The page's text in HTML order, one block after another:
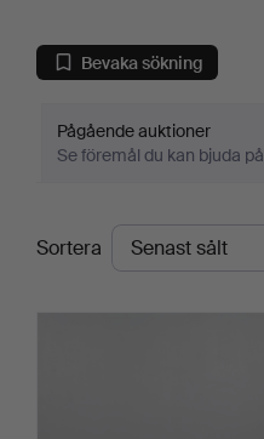
Bevaka sökning
Pågående auktioner
Se föremål du kan bjuda på
Slutpriser
Sortera